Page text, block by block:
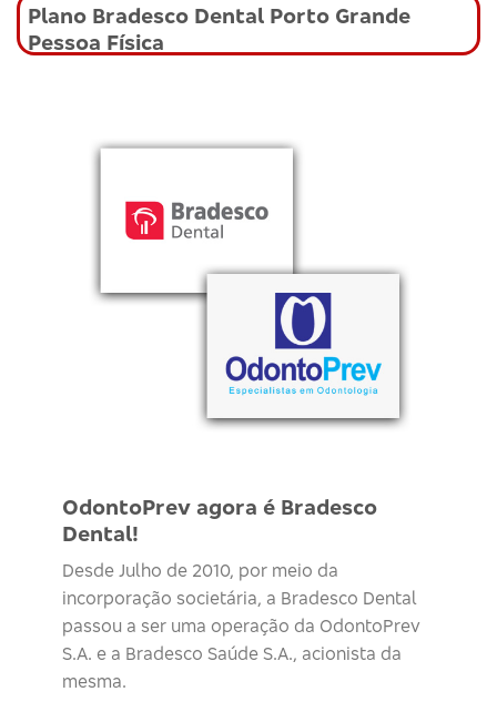
Plano Bradesco Dental Porto Grande
Pessoa Física
OdontoPrev agora é Bradesco
Dental!
Desde Julho de 2010, por meio da
incorporação societária, a Bradesco Dental
passou a ser uma operação da OdontoPrev
S.A. e a Bradesco Saúde S.A., acionista da
mesma.